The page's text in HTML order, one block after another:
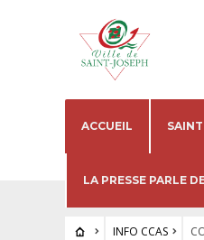
ACCUEIL
LA PRESSE PARLE
INFO CCAS